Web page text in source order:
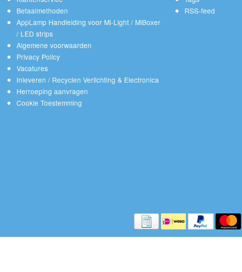
Betaalmethoden
AppLamp Handleiding voor Mi-Light / MiBoxer
/ LED strips
Algemene voorwaarden
Privacy Policy
Vacatures
Inleveren / Recyclen Verlichting & Electronica
Herroeping aanvragen
Cookie Toestemming
RSS-feed